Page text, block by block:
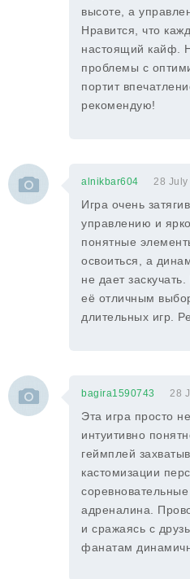
высоте, а
Нравится, что
настоящий кайф.
проблемы с
портит
рекомендую!
alnikbar604 28 July
Игра очень
управлению и
понятные
освоиться, а
не дает
её отличным
длительных игр.
bagira1590743 28
Эта игра просто
интуитивно
геймплей
кастомизации
адреналина.
и сражаясь с
фанатам